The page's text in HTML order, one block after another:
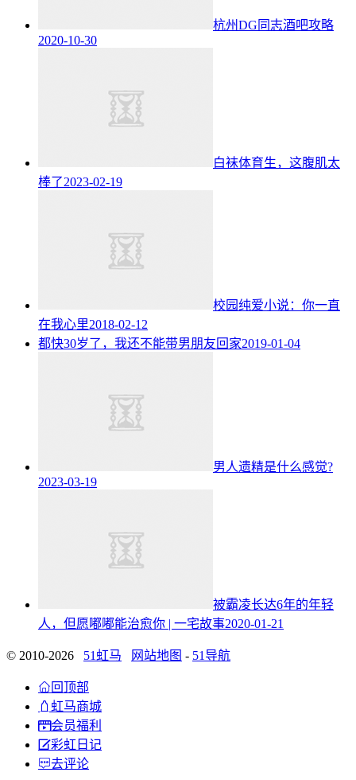
杭州DG同志酒吧攻略
2020-10-30
白袜体育生，这腹肌太
棒了2023-02-19
校园纯爱小说：你一直
在我心里2018-02-12
都快30岁了，我还不能带男朋友回家2019-01-04
男人遗精是什么感觉?
2023-03-19
被霸凌长达6年的年轻
人，但愿嘟嘟能治愈你 | 一宅故事2020-01-21
© 2010-2026 51虹马 网站地图 - 51导航
回顶部
 虹马商城
会员福利
彩虹日记
去评论